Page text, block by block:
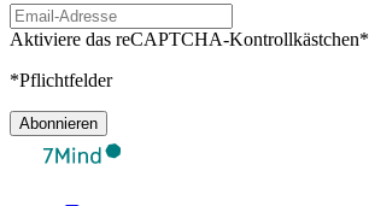
Aktiviere das reCAPTCHA-Kontrollkästchen*
*Pflichtfelder
Abonnieren